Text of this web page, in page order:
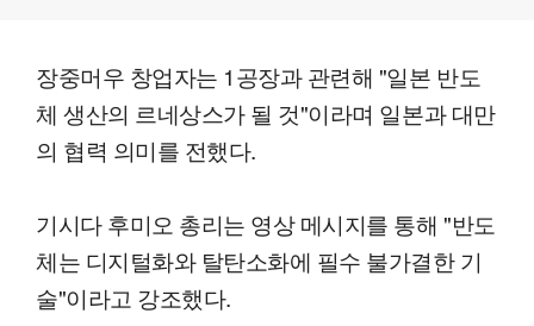
장중머우 창업자는 1공장과 관련해 "일본 반도
체 생산의 르네상스가 될 것"이라며 일본과 대만
의 협력 의미를 전했다.
기시다 후미오 총리는 영상 메시지를 통해 "반도
체는 디지털화와 탈탄소화에 필수 불가결한 기
술"이라고 강조했다.